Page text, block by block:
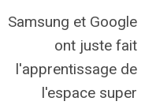
Samsung et Google
ont juste fait
l'apprentissage de
l'espace super